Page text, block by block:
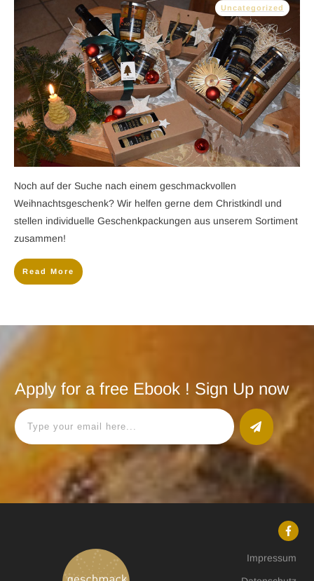
Uncategorized
Noch auf der Suche nach einem geschmackvollen
Weihnachtsgeschenk? Wir helfen gerne dem Christkindl und
stellen individuelle Geschenkpackungen aus unserem Sortiment
zusammen!
Read More
Apply for a free Ebook ! Sign Up now
Impressum